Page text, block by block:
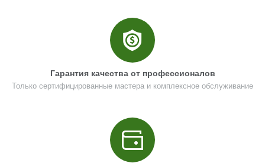
Гарантия качества от профессионалов
Только сертифицированные мастера и комплексное обслуживание